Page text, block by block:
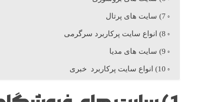
ت
7) سایت های پرتال
8) انواع سایت پرکاربرد سرگرمی
9) سایت های مدیا
10) انواع سایت پرکاربرد خبری